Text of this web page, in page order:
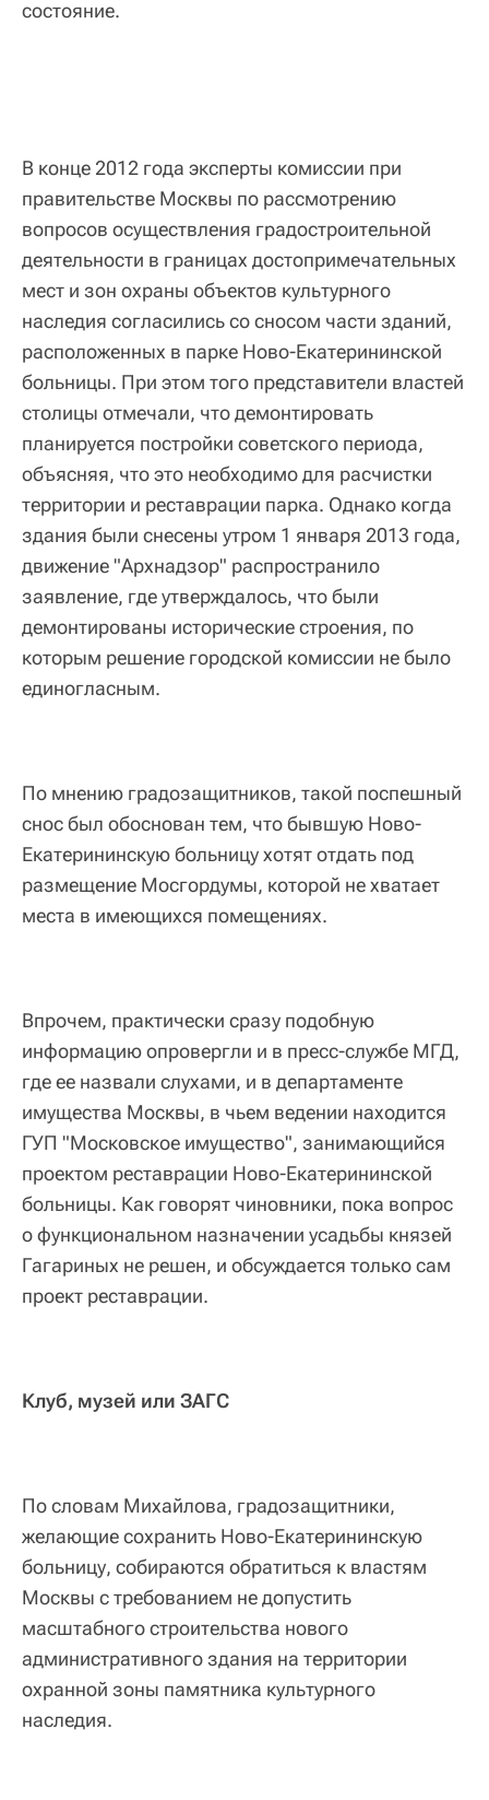
состояние.
В конце 2012 года эксперты комиссии при
правительстве Москвы по рассмотрению
вопросов осуществления градостроительной
деятельности в границах достопримечательных
мест и зон охраны объектов культурного
наследия согласились со сносом части зданий,
расположенных в парке Ново-Екатерининской
больницы. При этом того представители властей
столицы отмечали, что демонтировать
планируется постройки советского периода,
объясняя, что это необходимо для расчистки
территории и реставрации парка. Однако когда
здания были снесены утром 1 января 2013 года,
движение "Архнадзор" распространило
заявление, где утверждалось, что были
демонтированы исторические строения, по
которым решение городской комиссии не было
единогласным.
По мнению градозащитников, такой поспешный
снос был обоснован тем, что бывшую Ново-
Екатерининскую больницу хотят отдать под
размещение Мосгордумы, которой не хватает
места в имеющихся помещениях.
Впрочем, практически сразу подобную
информацию опровергли и в пресс-службе МГД,
где ее назвали слухами, и в департаменте
имущества Москвы, в чьем ведении находится
ГУП "Московское имущество", занимающийся
проектом реставрации Ново-Екатерининской
больницы. Как говорят чиновники, пока вопрос
о функциональном назначении усадьбы князей
Гагариных не решен, и обсуждается только сам
проект реставрации.
Клуб, музей или ЗАГС
По словам Михайлова, градозащитники,
желающие сохранить Ново-Екатерининскую
больницу, собираются обратиться к властям
Москвы с требованием не допустить
масштабного строительства нового
административного здания на территории
охранной зоны памятника культурного
наследия.